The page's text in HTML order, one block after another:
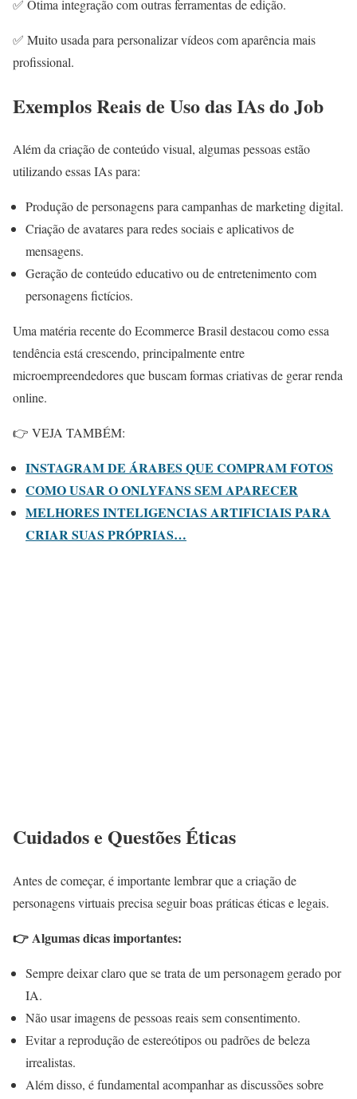
✅ Ótima integração com outras ferramentas de edição.
✅ Muito usada para personalizar vídeos com aparência mais
profissional.
Exemplos Reais de Uso das IAs do Job
Além da criação de conteúdo visual, algumas pessoas estão
utilizando essas IAs para:
Produção de personagens para campanhas de marketing digital.
Criação de avatares para redes sociais e aplicativos de
mensagens.
Geração de conteúdo educativo ou de entretenimento com
personagens fictícios.
Uma matéria recente do Ecommerce Brasil destacou como essa
tendência está crescendo, principalmente entre
microempreendedores que buscam formas criativas de gerar renda
online.
👉 VEJA TAMBÉM:
INSTAGRAM DE ÁRABES QUE COMPRAM FOTOS
COMO USAR O ONLYFANS SEM APARECER
MELHORES INTELIGENCIAS ARTIFICIAIS PARA
CRIAR SUAS PRÓPRIAS…
Cuidados e Questões Éticas
Antes de começar, é importante lembrar que a criação de
personagens virtuais precisa seguir boas práticas éticas e legais.
👉 Algumas dicas importantes:
Sempre deixar claro que se trata de um personagem gerado por
IA.
Não usar imagens de pessoas reais sem consentimento.
Evitar a reprodução de estereótipos ou padrões de beleza
irrealistas.
Além disso, é fundamental acompanhar as discussões sobre